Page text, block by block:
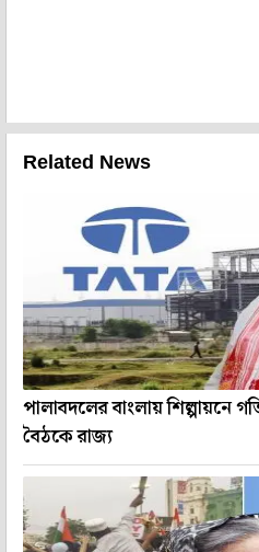
Related News
পালাবদলের বাংলায় শিল্পায়নে
বৈঠকে রাজ্য